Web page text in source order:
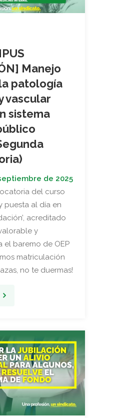
Manejo
patología
vascular
sistema
de 2025
del curso
puesta al día en
acreditado
y
el baremo de OEP
matriculación
no te duermas!